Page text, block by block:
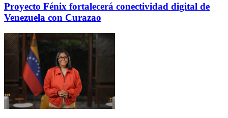
Proyecto Fénix fortalecerá conectividad digital de
Venezuela con Curazao